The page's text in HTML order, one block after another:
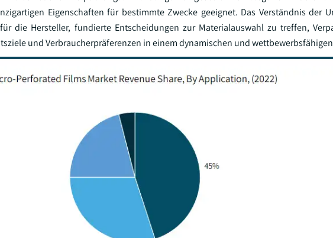
Eigenschaften für bestimmte Zwecke geeignet. Das Verständnis der
die Hersteller, fundierte Entscheidungen zur Materialauswahl zu treffen,
und Verbraucherpräferenzen in einem dynamischen und